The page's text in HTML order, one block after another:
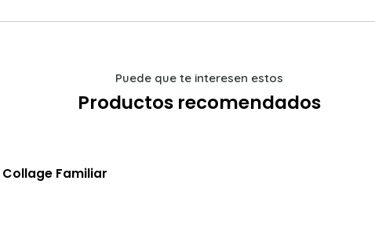
Puede que te interesen estos
Productos recomendados
Familiar